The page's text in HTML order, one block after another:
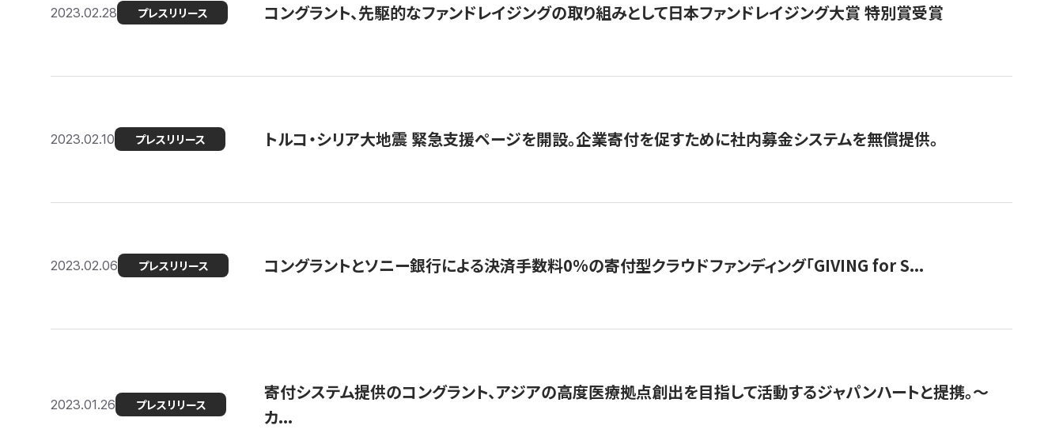
2023.02.28 プレスリリース コングラント、先駆的なファンドレイジングの取り組みとして日本ファンドレイジング大賞 特別賞受賞
2023.02.10 プレスリリース トルコ・シリア大地震 緊急支援ページを開設。企業寄付を促すために社内募金システムを無償提供。
2023.02.06 プレスリリース コングラントとソニー銀行による決済手数料0%の寄付型クラウドファンディング「GIVING for S...
2023.01.26 プレスリリース
寄付システム提供のコングラント、アジアの高度医療拠点創出を目指して活動するジャパンハートと提携。〜
カ...